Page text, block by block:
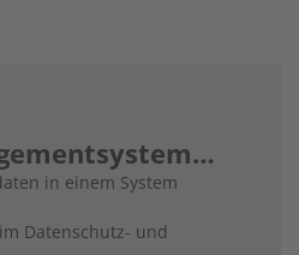
in einem System
Datenschutz- und